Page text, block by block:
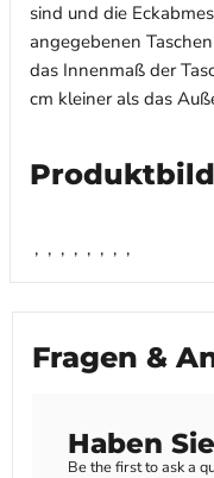
sind und die
angegebenen
das Innenmaß der
cm kleiner als das
, , , , , , , ,
Fragen &
Haben
Be the first to ask a